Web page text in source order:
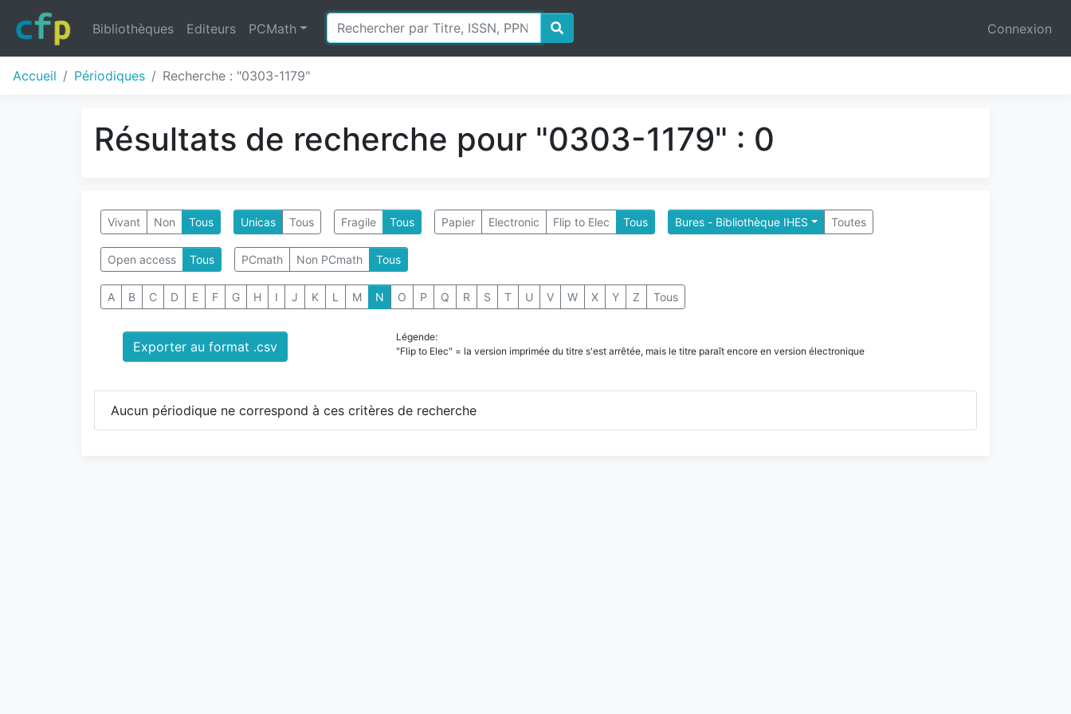
Bibliothèques Editeurs PCMath Connexion
Accueil Périodiques Recherche : "0303-1179"
Résultats de recherche pour "0303-1179" : 0
Vivant Non Tous Unicas Tous Fragile Tous Papier Electronic Flip to Elec Tous Bures - Bibliothèque IHES Toutes
Open access Tous PCmath Non PCmath Tous
A B C D E F G H I J K L M N O P Q R S T U V W X Y Z Tous
Exporter au format .csv
Légende:
"Flip to Elec" = la version imprimée du titre s'est arrêtée, mais le titre paraît encore en version électronique
Aucun périodique ne correspond à ces critères de recherche